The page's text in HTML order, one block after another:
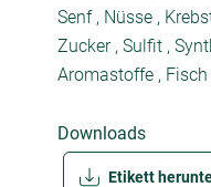
Senf , Nüsse ,
Zucker , Sulfit ,
Aromastoffe , Fisch
Downloads
Etikett